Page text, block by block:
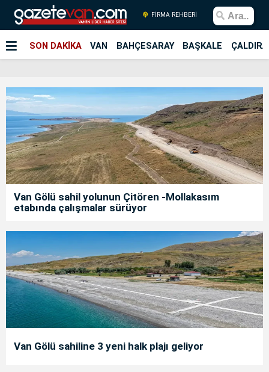
FİRMA REHBERİ
SON DAKİKA VAN BAHÇESARAY BAŞKALE
Van Gölü sahil yolunun Çitören -Mollakasım
etabında çalışmalar sürüyor
Van Gölü sahiline 3 yeni halk plajı geliyor